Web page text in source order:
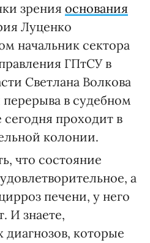
зрения основания
Луценко
начальник сектора
ГПтСУ в
Светлана Волкова
в судебном
сегодня проходит в
колонии.
что состояние
а
печени, у него
И знаете,
диагнозов, которые